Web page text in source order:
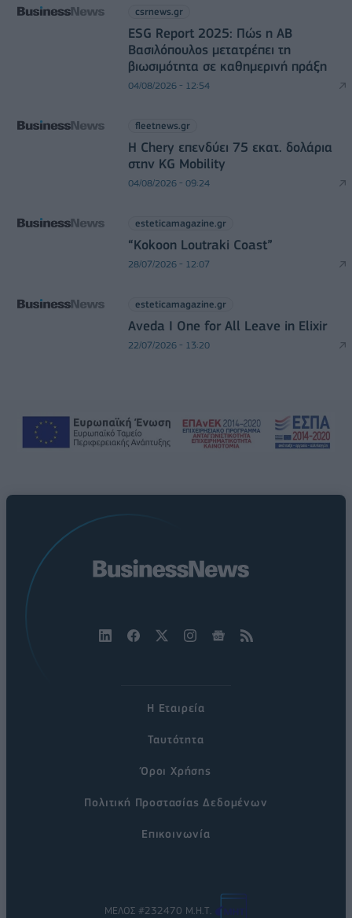
csrnews.gr
ESG Report 2025: Πώς η ΑΒ
Βασιλόπουλος μετατρέπει τη
βιωσιμότητα σε καθημερινή πράξη
04/08/2026 - 12:54
fleetnews.gr
Η Chery επενδύει 75 εκατ. δολάρια
στην KG Mobility
04/08/2026 - 09:24
esteticamagazine.gr
“Kokoon Loutraki Coast”
28/07/2026 - 12:07
esteticamagazine.gr
Aveda I One for All Leave in Elixir
22/07/2026 - 13:20
Η Εταιρεία
Ταυτότητα
Όροι Χρήσης
Πολιτική Προστασίας Δεδομένων
Επικοινωνία
ΜΕΛΟΣ #232470 Μ.Η.Τ.